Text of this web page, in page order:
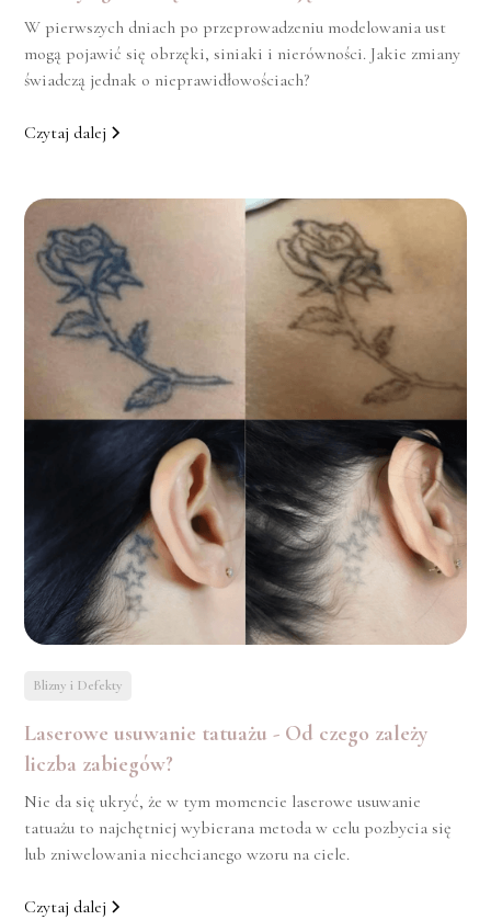
W pierwszych dniach po przeprowadzeniu modelowania ust
mogą pojawić się obrzęki, siniaki i nierówności. Jakie zmiany
świadczą jednak o nieprawidłowościach?
Czytaj dalej
Blizny i Defekty
Laserowe usuwanie tatuażu - Od czego zależy
liczba zabiegów?
Nie da się ukryć, że w tym momencie laserowe usuwanie
tatuażu to najchętniej wybierana metoda w celu pozbycia się
lub zniwelowania niechcianego wzoru na ciele.
Czytaj dalej